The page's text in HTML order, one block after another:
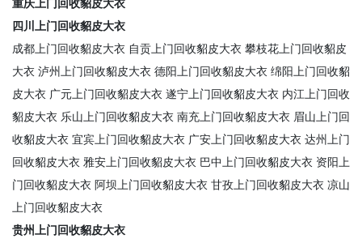
重庆上门回收貂皮大衣
四川上门回收貂皮大衣
成都上门回收貂皮大衣 自贡上门回收貂皮大衣 攀枝花上门回收貂皮
大衣 泸州上门回收貂皮大衣 德阳上门回收貂皮大衣 绵阳上门回收貂
皮大衣 广元上门回收貂皮大衣 遂宁上门回收貂皮大衣 内江上门回收
貂皮大衣 乐山上门回收貂皮大衣 南充上门回收貂皮大衣 眉山上门回
收貂皮大衣 宜宾上门回收貂皮大衣 广安上门回收貂皮大衣 达州上门
回收貂皮大衣 雅安上门回收貂皮大衣 巴中上门回收貂皮大衣 资阳上
门回收貂皮大衣 阿坝上门回收貂皮大衣 甘孜上门回收貂皮大衣 凉山
上门回收貂皮大衣
贵州上门回收貂皮大衣